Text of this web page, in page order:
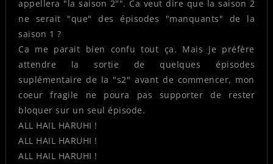
appellera "la saison 2"". Ca veut dire que la saison 2
ne serait "que" des épisodes "manquants" de la
saison 1 ?
Ca me parait bien confu tout ça. Mais je préfère
attendre la sortie de quelques épisodes
suplémentaire de la "s2" avant de commencer, mon
coeur fragile ne poura pas supporter de rester
bloquer sur un seul épisode.
ALL HAIL HARUHI !
ALL HAIL HARUHI !
ALL HAIL HARUHI !